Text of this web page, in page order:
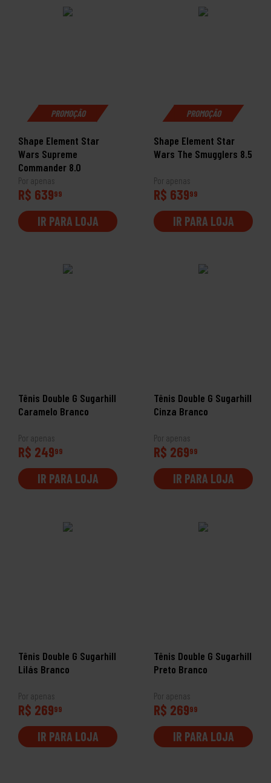
PROMOÇÃO
Shape Element Star
Wars Supreme
Commander 8.0
Por apenas
R$ 63999
IR PARA LOJA
PROMOÇÃO
Shape Element Star
Wars The Smugglers 8.5
Por apenas
R$ 63999
IR PARA LOJA
Tênis Double G Sugarhill
Caramelo Branco
Por apenas
R$ 24999
IR PARA LOJA
Tênis Double G Sugarhill
Cinza Branco
Por apenas
R$ 26999
IR PARA LOJA
Tênis Double G Sugarhill
Lilás Branco
Por apenas
R$ 26999
IR PARA LOJA
Tênis Double G Sugarhill
Preto Branco
Por apenas
R$ 26999
IR PARA LOJA